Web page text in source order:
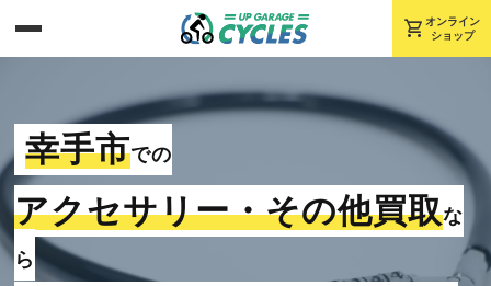
shopping_cart オンライン
ショップ
幸手市での
アクセサリー・その他買取な
ら